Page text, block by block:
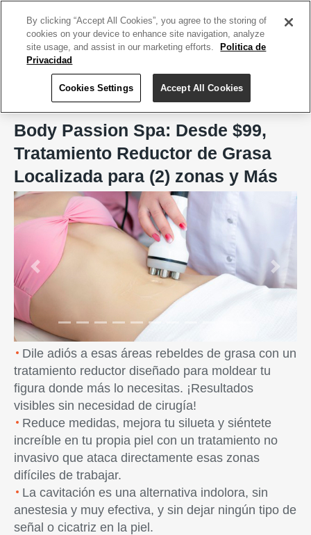
Body Passion Spa, San Juan
Body Passion Spa: Desde $99,
Tratamiento Reductor de Grasa
Localizada para (2) zonas y Más
Previous Next
Dile adiós a esas áreas rebeldes de grasa con un
tratamiento reductor diseñado para moldear tu
figura donde más lo necesitas. ¡Resultados
visibles sin necesidad de cirugía!
Reduce medidas, mejora tu silueta y siéntete
increíble en tu propia piel con un tratamiento no
invasivo que ataca directamente esas zonas
difíciles de trabajar.
La cavitación es una alternativa indolora, sin
anestesia y muy efectiva, y sin dejar ningún tipo de
señal o cicatriz en la piel.
By clicking “Accept All Cookies”, you agree to the storing of
cookies on your device to enhance site navigation, analyze
site usage, and assist in our marketing efforts.
Politica de
Privacidad
Cookies Settings Accept All Cookies